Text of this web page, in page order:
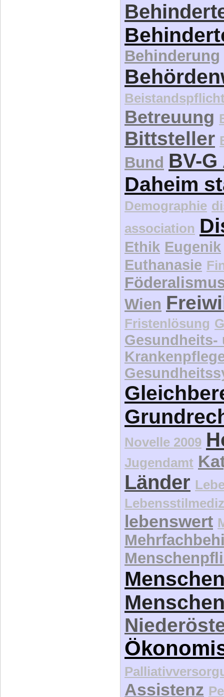
Barrierefreiheit
Behinderte
Behinderung
Betreuung
Bittsteller
Bund BV-
Daheim
Demographie
association
Ethik Eugenik
Euthanasie
Wien
Fristenlösung
Gesundheits-
Novelle 2009
Jugendamt
Länder
lebenswert